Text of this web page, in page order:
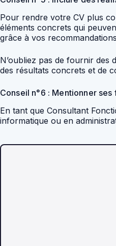
Pour rendre votre CV plus
éléments concrets qui
grâce à vos
N’oubliez pas de fournir
des résultats concrets et de
Conseil n°6 : Mentionner
En tant que Consultant
informatique ou en